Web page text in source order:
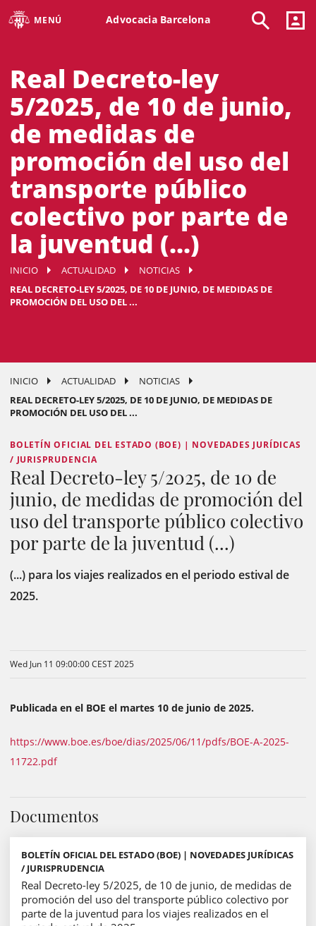
MENÚ Advocacia Barcelona
Real Decreto-ley
5/2025, de 10 de junio,
de medidas de
promoción del uso del
transporte público
colectivo por parte de
la juventud (...)
INICIO ACTUALIDAD
NOTICIAS
REAL DECRETO-LEY 5/2025, DE 10 DE JUNIO, DE MEDIDAS DE
PROMOCIÓN DEL USO DEL ...
INICIO ACTUALIDAD
NOTICIAS
REAL DECRETO-LEY 5/2025, DE 10 DE JUNIO, DE MEDIDAS DE
PROMOCIÓN DEL USO DEL ...
BOLETÍN OFICIAL DEL ESTADO (BOE) | NOVEDADES JURÍDICAS
/ JURISPRUDENCIA
Real Decreto-ley 5/2025, de 10 de
junio, de medidas de promoción del
uso del transporte público colectivo
por parte de la juventud (...)
(...) para los viajes realizados en el periodo estival de
2025.
Wed Jun 11 09:00:00 CEST 2025
Publicada en el BOE el martes 10 de junio de 2025.
https://www.boe.es/boe/dias/2025/06/11/pdfs/BOE-A-2025-
11722.pdf
Documentos
BOLETÍN OFICIAL DEL ESTADO (BOE) | NOVEDADES JURÍDICAS
/ JURISPRUDENCIA
Real Decreto-ley 5/2025, de 10 de junio, de medidas de
promoción del uso del transporte público colectivo por
parte de la juventud para los viajes realizados en el